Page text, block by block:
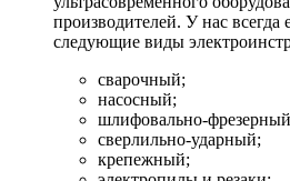
производителей. У нас всегда
следующие виды
сварочный;
насосный;
шлифовально-
сверлильно-ударный;
крепежный;